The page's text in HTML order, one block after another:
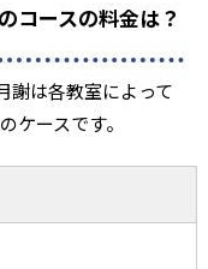
コースの料金は？
謝は各教室によって
ケースです。